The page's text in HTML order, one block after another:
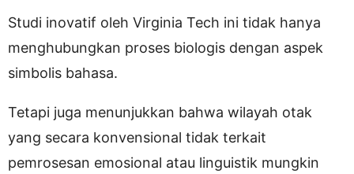
Studi inovatif oleh Virginia Tech ini tidak hanya
menghubungkan proses biologis dengan aspek
simbolis bahasa.
Tetapi juga menunjukkan bahwa wilayah otak
yang secara konvensional tidak terkait
pemrosesan emosional atau linguistik mungkin